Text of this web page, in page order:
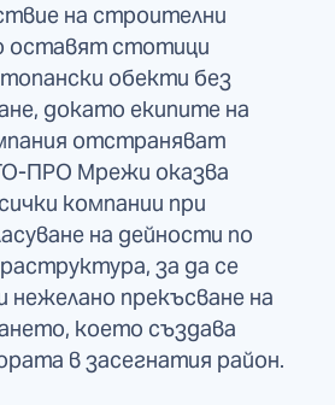
на строителни
оставят стотици
обекти без
докато екипите на
отстраняват
ПРО Мрежи оказва
компании при
на дейности по
за да се
прекъсване на
което създава
в засегнатия район.